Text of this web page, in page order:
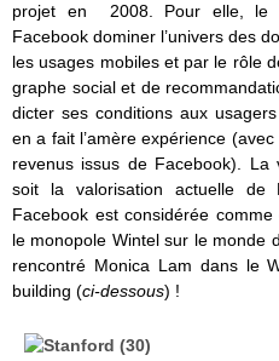
projet en 2008. Pour elle, le
Facebook dominer l’univers des
les usages mobiles et par le rôle
graphe social et de
dicter ses conditions aux
en a fait l’amère expérience
revenus issus de Facebook). La
soit la valorisation actuelle de
Facebook est considérée
le monopole Wintel sur le monde
rencontré Monica Lam dans le
building (ci-dessous) !